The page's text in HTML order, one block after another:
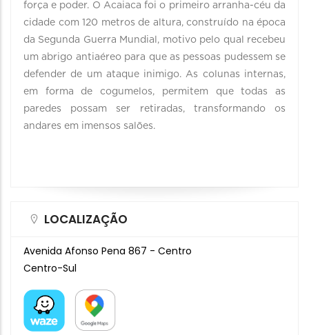
força e poder. O Acaiaca foi o primeiro arranha-céu da
cidade com 120 metros de altura, construído na época
da Segunda Guerra Mundial, motivo pelo qual recebeu
um abrigo antiaéreo para que as pessoas pudessem se
defender de um ataque inimigo. As colunas internas,
em forma de cogumelos, permitem que todas as
paredes possam ser retiradas, transformando os
andares em imensos salões.
LOCALIZAÇÃO
Avenida Afonso Pena 867 - Centro
Centro-Sul